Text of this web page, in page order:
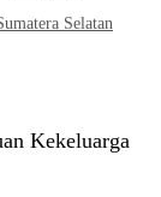
Selatan
Kekeluarga